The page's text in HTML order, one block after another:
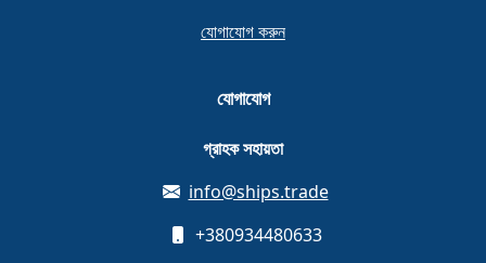
যোগাযোগ করুন
যোগাযোগ
গ্রাহক সহায়তা
info@ships.trade
+380934480633